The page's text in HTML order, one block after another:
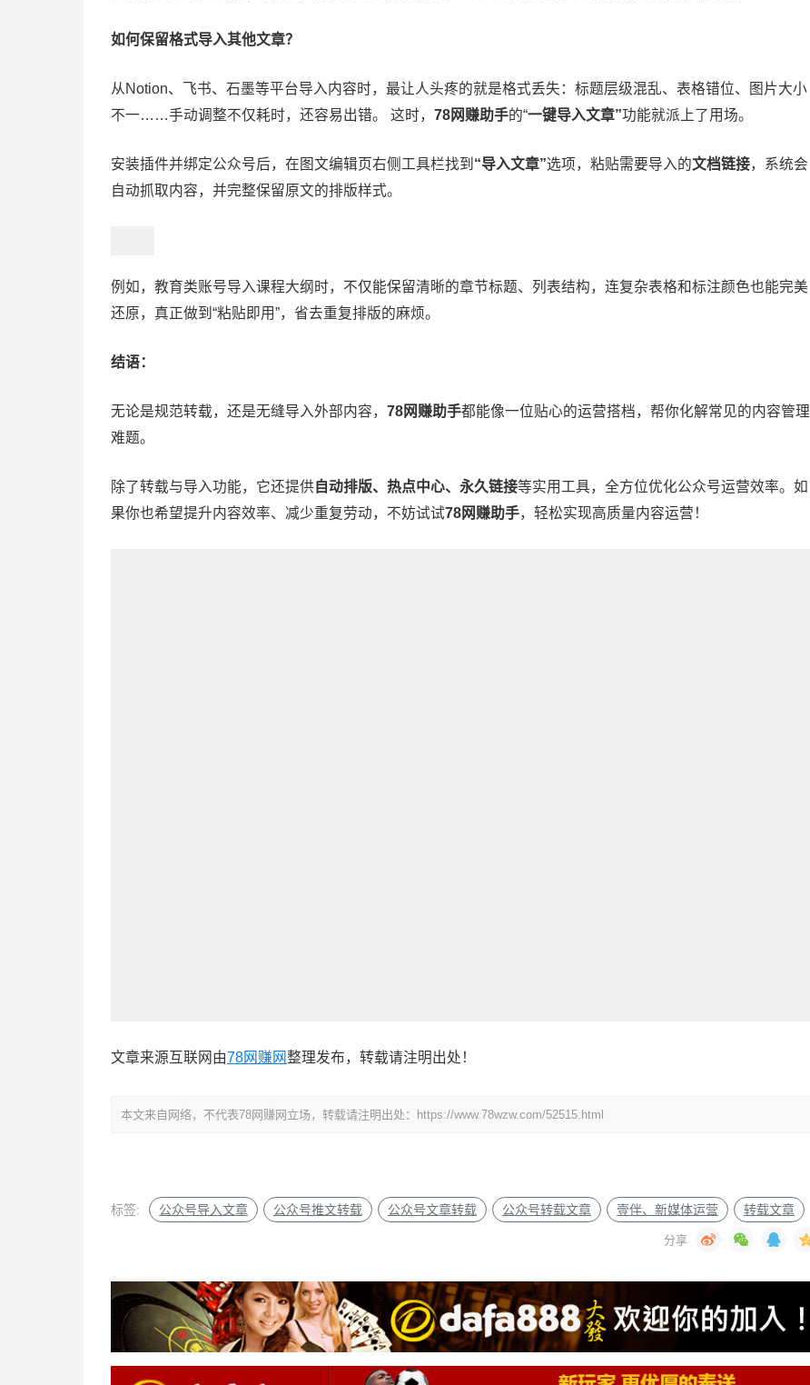
如何保留格式导入其他文章？
从Notion、飞书、石墨等平台导入内容时，最让人头疼的就是格式丢失：标题层级混乱、表格错位、图片大小
不一……手动调整不仅耗时，还容易出错。 这时， 78网赚助手的“一键导入文章”功能就派上了用场。
安装插件并绑定公众号后，在图文编辑页右侧工具栏找到 “导入文章”选项，粘贴需要导入的文档链接，系统会
自动抓取内容，并完整保留原文的排版样式。
例如，教育类账号导入课程大纲时，不仅能保留清晰的章节标题、列表结构，连复杂表格和标注颜色也能完美
还原，真正做到“粘贴即用”，省去重复排版的麻烦。
结语：
无论是规范转载，还是无缝导入外部内容， 78网赚助手都能像一位贴心的运营搭档，帮你化解常见的内容管理
难题。
除了转载与导入功能，它还提供 自动排版、热点中心、永久链接等实用工具，全方位优化公众号运营效率。如
果你也希望提升内容效率、减少重复劳动，不妨试试78网赚助手，轻松实现高质量内容运营！
文章来源互联网由78网赚网整理发布，转载请注明出处！
本文来自网络，不代表78网赚网立场，转载请注明出处：https://www.78wzw.com/52515.html
标签: 公众号导入文章 公众号推文转载 公众号文章转载 公众号转载文章 壹伴、新媒体运营 转载文章